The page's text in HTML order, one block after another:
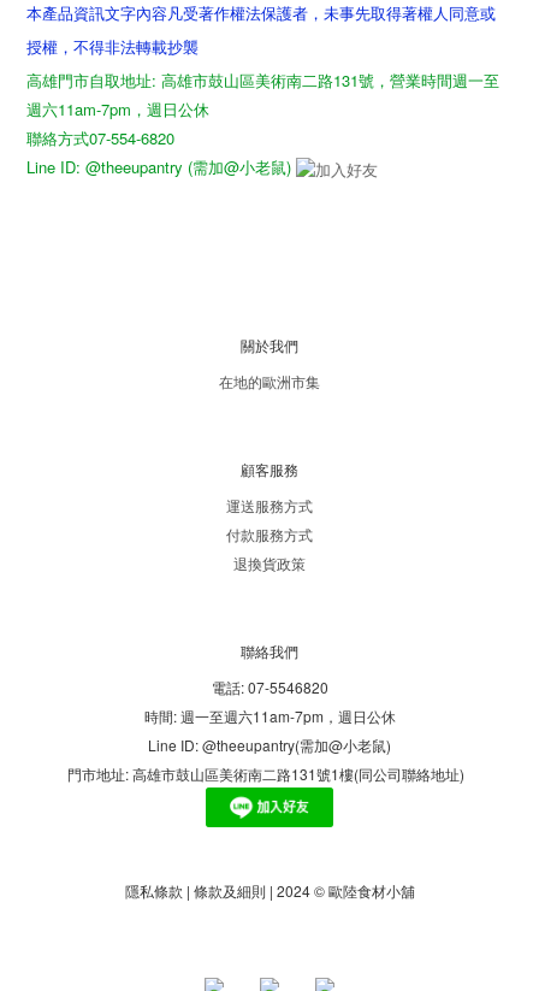
本產品資訊文字內容凡受著作權法保護者，未事先取得著權人同意或
授權，不得非法轉載抄襲
高雄門市自取地址: 高雄市鼓山區美術南二路131號，營業時間週一至
週六11am-7pm，週日公休
聯絡方式07-554-6820
Line ID: @theeupantry (需加@小老鼠)
關於我們
在地的歐洲市集
顧客服務
運送服務方式
付款服務方式
退換貨政策
聯絡我們
電話: 07-5546820
時間: 週一至週六11am-7pm，週日公休
Line ID: @theeupantry(需加@小老鼠)
門市地址: 高雄市鼓山區美術南二路131號1樓(同公司聯絡地址)
隱私條款 | 條款及細則 | 2024 © 歐陸食材小舖